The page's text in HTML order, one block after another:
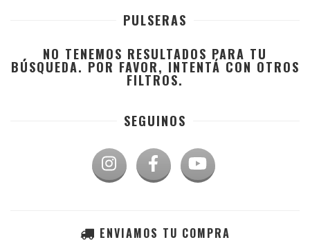
PULSERAS
NO TENEMOS RESULTADOS PARA TU
BÚSQUEDA. POR FAVOR, INTENTÁ CON OTROS
FILTROS.
SEGUINOS
ENVIAMOS TU COMPRA